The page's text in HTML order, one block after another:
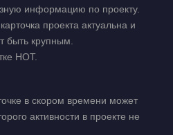
информацию по проекту.
проекта актуальна и
быть крупным.
HOT.
в скором времени может
активности в проекте не